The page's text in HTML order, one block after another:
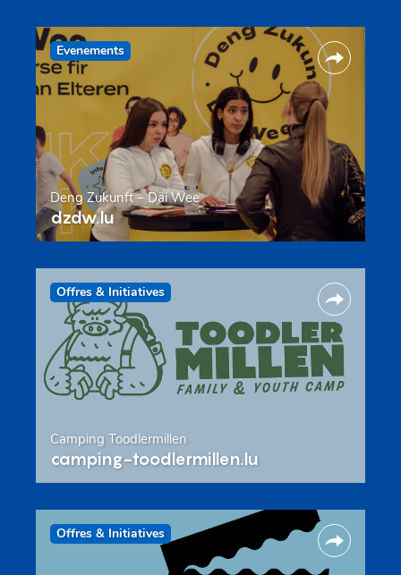
Evenements
Deng Zukunft – Däi Wee
dzdw.lu
Offres & Initiatives
Camping Toodlermillen
camping-toodlermillen.lu
Offres & Initiatives